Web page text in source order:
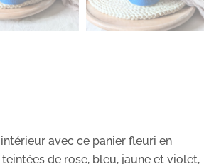
avec ce panier fleuri en
de rose, bleu, jaune et violet,